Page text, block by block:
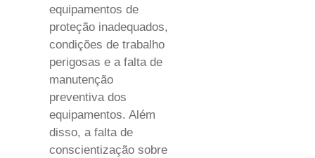
equipamentos de
proteção inadequados,
condições de trabalho
perigosas e a falta de
manutenção
preventiva dos
equipamentos. Além
disso, a falta de
conscientização sobre